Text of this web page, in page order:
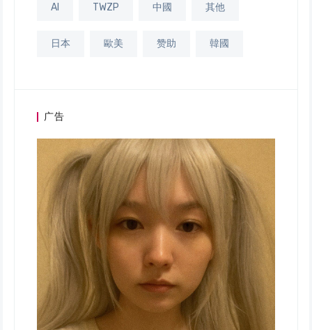
AI TWZP 中國 其他
日本 歐美 赞助 韓國
广告